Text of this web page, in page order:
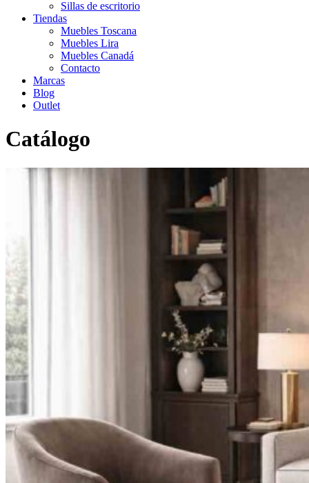
Sillas de escritorio
Tiendas
Muebles Toscana
Muebles Lira
Muebles Canadá
Contacto
Marcas
Blog
Outlet
Catálogo
Inicio>Catálogo >